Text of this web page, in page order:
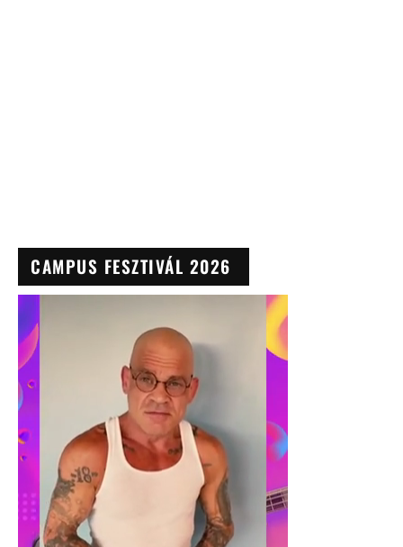
CAMPUS FESZTIVÁL 2026